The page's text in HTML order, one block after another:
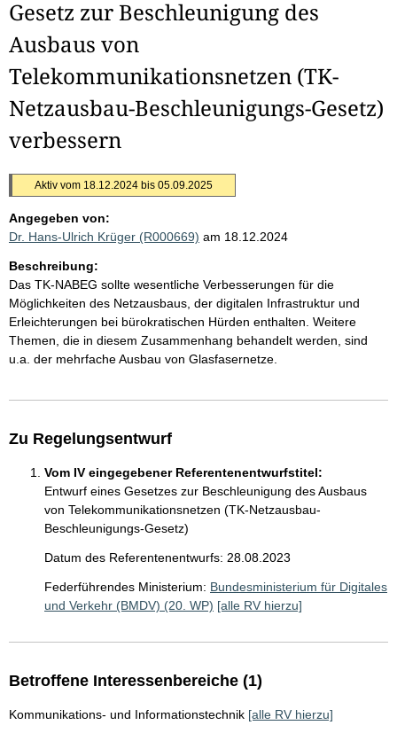
Gesetz zur Beschleunigung des
Ausbaus von
Telekommunikationsnetzen (TK-
Netzausbau-Beschleunigungs-Gesetz)
verbessern
Aktiv vom 18.12.2024 bis 05.09.2025
Angegeben von:
Dr. Hans-Ulrich Krüger (R000669) am 18.12.2024
Beschreibung:
Das TK-NABEG sollte wesentliche Verbesserungen für die
Möglichkeiten des Netzausbaus, der digitalen Infrastruktur und
Erleichterungen bei bürokratischen Hürden enthalten. Weitere
Themen, die in diesem Zusammenhang behandelt werden, sind
u.a. der mehrfache Ausbau von Glasfasernetze.
Zu Regelungsentwurf
Vom IV eingegebener Referentenentwurfstitel:
Entwurf eines Gesetzes zur Beschleunigung des Ausbaus
von Telekommunikationsnetzen (TK-Netzausbau-
Beschleunigungs-Gesetz)
Datum des Referentenentwurfs: 28.08.2023
Federführendes Ministerium: Bundesministerium für Digitales
und Verkehr (BMDV) (20. WP) [alle RV hierzu]
Betroffene Interessenbereiche (1)
Kommunikations- und Informationstechnik [alle RV hierzu]